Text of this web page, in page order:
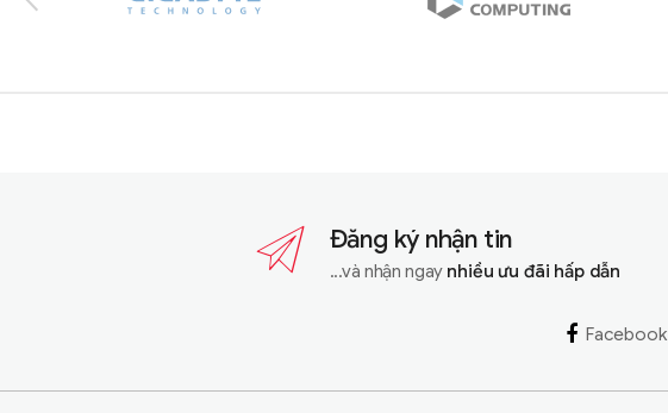
Đăng ký nhận tin
...và nhận ngay nhiều ưu đãi hấp dẫn
Facebook